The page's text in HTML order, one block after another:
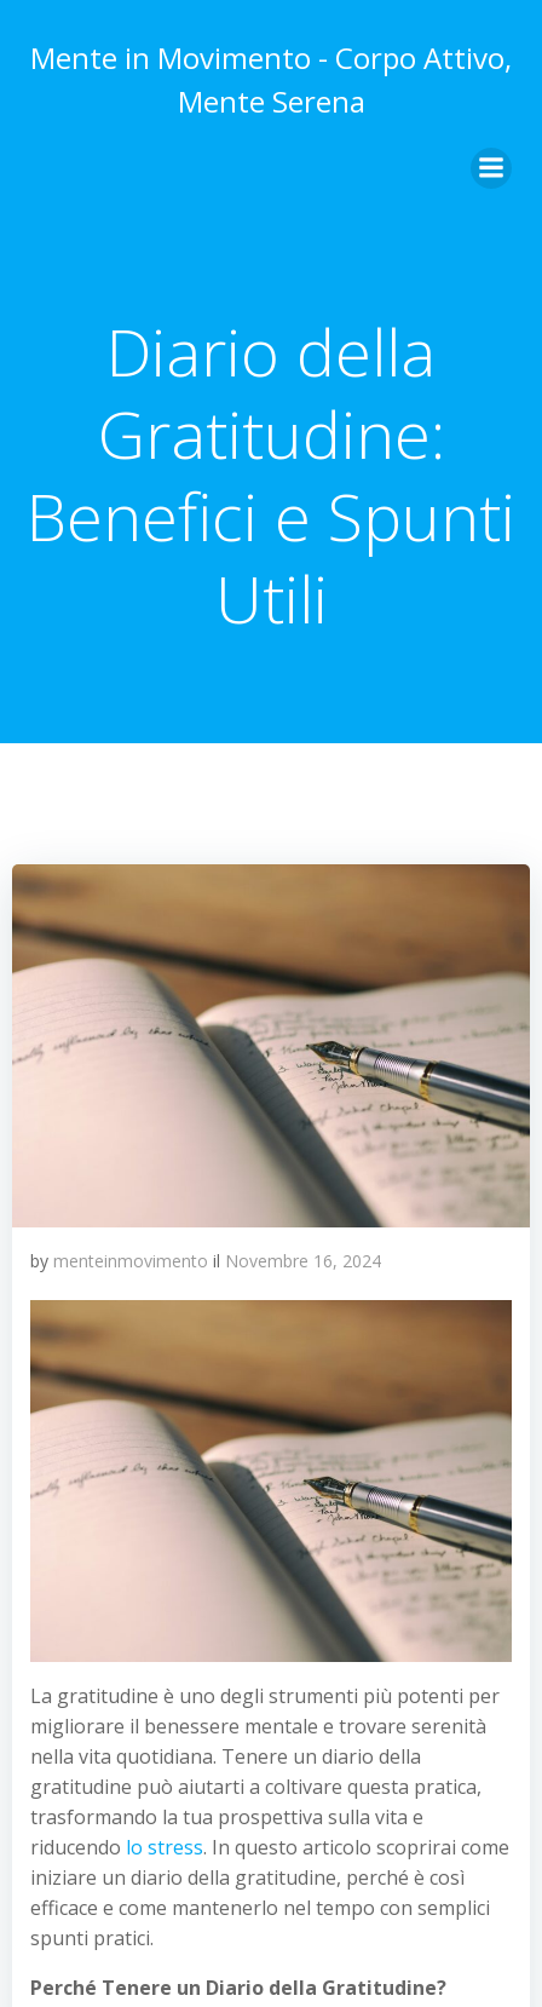
contenuto
Mente in Movimento - Corpo Attivo,
Mente Serena
Diario della
Gratitudine:
Benefici e Spunti
Utili
by menteinmovimento il Novembre 16, 2024
La gratitudine è uno degli strumenti più potenti per
migliorare il benessere mentale e trovare serenità
nella vita quotidiana. Tenere un diario della
gratitudine può aiutarti a coltivare questa pratica,
trasformando la tua prospettiva sulla vita e
riducendo lo stress. In questo articolo scoprirai come
iniziare un diario della gratitudine, perché è così
efficace e come mantenerlo nel tempo con semplici
spunti pratici.
Perché Tenere un Diario della Gratitudine?